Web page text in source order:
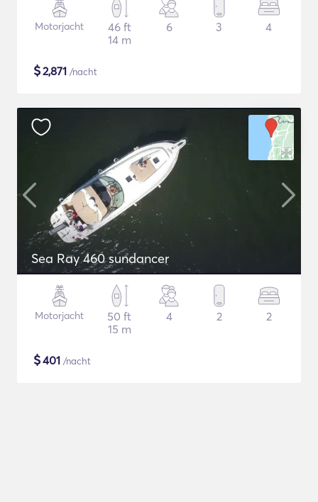
Motorjacht
46 ft
14 m
6 3 4
$2,871 /nacht
Sea Ray 460 sundancer
Motorjacht
50 ft
15 m
4 2 2
$401 /nacht